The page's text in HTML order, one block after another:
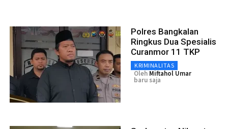
Polres Bangkalan
Ringkus Dua Spesialis
Curanmor 11 TKP
KRIMINALITAS
Oleh Miftahol Umar
baru saja